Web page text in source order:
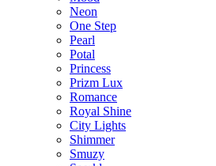
Neon
One Step
Pearl
Potal
Princess
Prizm Lux
Romance
Royal Shine
City Lights
Shimmer
Smuzy